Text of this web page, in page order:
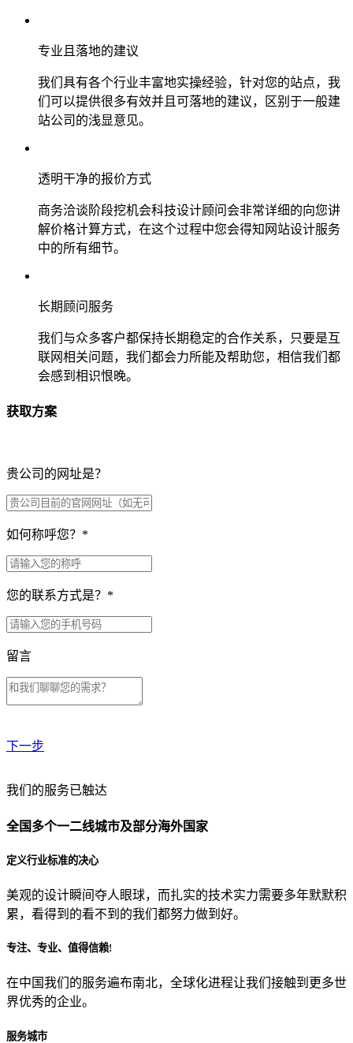
专业且落地的建议
我们具有各个行业丰富地实操经验，针对您的站点，我
们可以提供很多有效并且可落地的建议，区别于一般建
站公司的浅显意见。
透明干净的报价方式
商务洽谈阶段挖机会科技设计顾问会非常详细的向您讲
解价格计算方式，在这个过程中您会得知网站设计服务
中的所有细节。
长期顾问服务
我们与众多客户都保持长期稳定的合作关系，只要是互
联网相关问题，我们都会力所能及帮助您，相信我们都
会感到相识恨晚。
获取方案
贵公司的网址是？
如何称呼您？ *
您的联系方式是？ *
留言
下一步
贵公司预算范围是？
贵公司的团队规模是？
目前主要的营销渠道是？
我们的服务已触达
全国多个一二线城市及部分海外国家
定义行业标准的决心
美观的设计瞬间夺人眼球，而扎实的技术实力需要多年默默积
累，看得到的看不到的我们都努力做到好。
专注、专业、值得信赖!
在中国我们的服务遍布南北，全球化进程让我们接触到更多世
界优秀的企业。
服务城市